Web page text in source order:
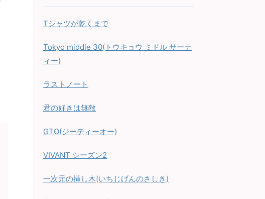
Tシャツが乾くまで
Tokyo middle 30(トウキョウ ミドル サーテ
ィー)
ラストノート
君の好きは無敵
GTO(ジーティーオー)
VIVANT シーズン2
一次元の挿し木(いちじげんのさしき)